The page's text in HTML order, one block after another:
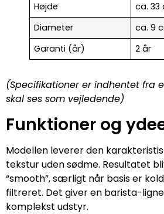
Højde
ca. 33
Diameter
ca. 9
Garanti (år)
2 år
(Specifikationer er indhentet fra
skal ses som vejledende)
Funktioner og
Modellen leverer den
tekstur uden sødme. Resultatet
“smooth”, særligt når basis er
filtreret. Det giver en barista-
komplekst udstyr.